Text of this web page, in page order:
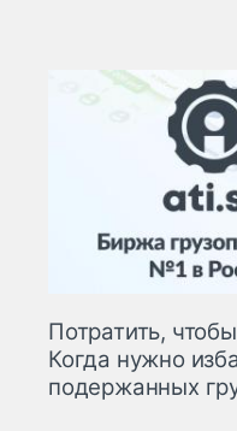
Потратить,
Когда нужно
подержанных